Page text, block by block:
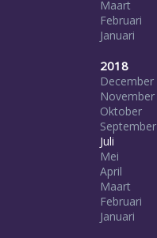
Maart
Februari
Januari
2018
December
November
Oktober
September
Juli
Mei
April
Maart
Februari
Januari